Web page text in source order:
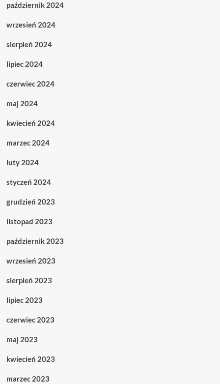
październik 2024
wrzesień 2024
sierpień 2024
lipiec 2024
czerwiec 2024
maj 2024
kwiecień 2024
marzec 2024
luty 2024
styczeń 2024
grudzień 2023
listopad 2023
październik 2023
wrzesień 2023
sierpień 2023
lipiec 2023
czerwiec 2023
maj 2023
kwiecień 2023
marzec 2023